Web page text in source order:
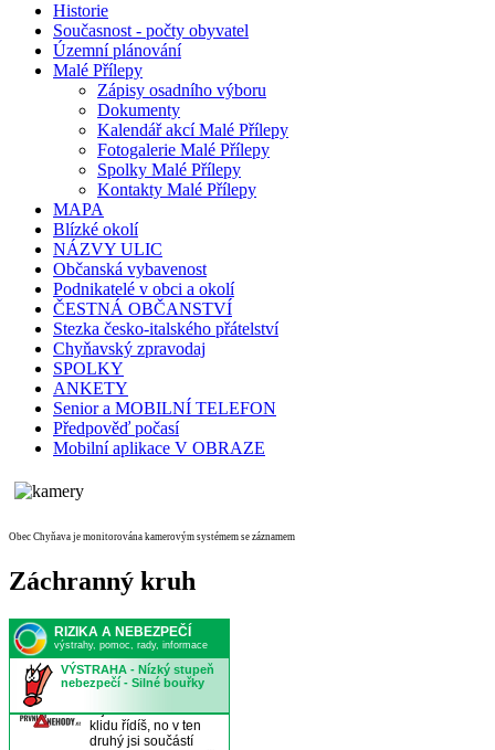
Historie
Současnost - počty obyvatel
Územní plánování
Malé Přílepy
Zápisy osadního výboru
Dokumenty
Kalendář akcí Malé Přílepy
Fotogalerie Malé Přílepy
Spolky Malé Přílepy
Kontakty Malé Přílepy
MAPA
Blízké okolí
NÁZVY ULIC
Občanská vybavenost
Podnikatelé v obci a okolí
ČESTNÁ OBČANSTVÍ
Stezka česko-italského přátelství
Chyňavský zpravodaj
SPOLKY
ANKETY
Senior a MOBILNÍ TELEFON
Předpověď počasí
Mobilní aplikace V OBRAZE
Obec Chyňava je monitorována kamerovým systémem se záznamem
Záchranný kruh